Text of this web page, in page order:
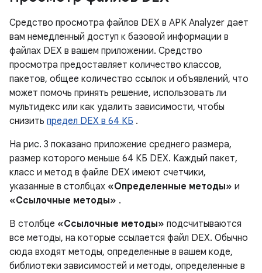
Средство просмотра файлов DEX в APK Analyzer дает
вам немедленный доступ к базовой информации в
файлах DEX в вашем приложении. Средство
просмотра предоставляет количество классов,
пакетов, общее количество ссылок и объявлений, что
может помочь принять решение, использовать ли
мультидекс или как удалить зависимости, чтобы
снизить предел DEX в 64 КБ .
На рис. 3 показано приложение среднего размера,
размер которого меньше 64 КБ DEX. Каждый пакет,
класс и метод в файле DEX имеют счетчики,
указанные в столбцах «Определенные методы» и
«Ссылочные методы» .
В столбце «Ссылочные методы» подсчитываются
все методы, на которые ссылается файл DEX. Обычно
сюда входят методы, определенные в вашем коде,
библиотеки зависимостей и методы, определенные в